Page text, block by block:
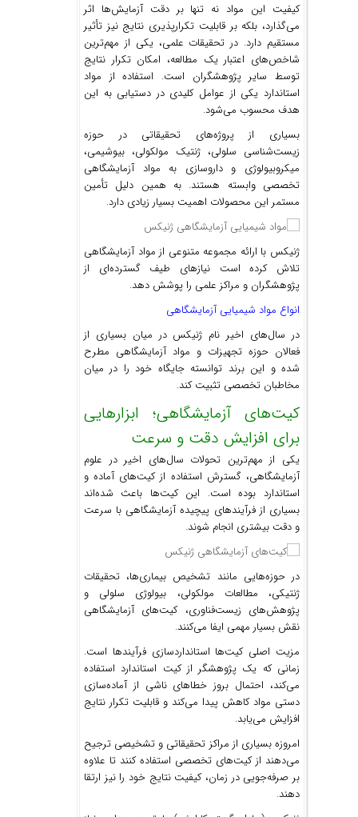
کیفیت این مواد نه تنها بر دقت آزمایش‌ها اثر
می‌گذارد، بلکه بر قابلیت تکرارپذیری نتایج نیز تأثیر
مستقیم دارد. در تحقیقات علمی، یکی از مهم‌ترین
شاخص‌های اعتبار یک مطالعه، امکان تکرار نتایج
توسط سایر پژوهشگران است. استفاده از مواد
استاندارد یکی از عوامل کلیدی در دستیابی به این
هدف محسوب می‌شود.
بسیاری از پروژه‌های تحقیقاتی در حوزه
زیست‌شناسی سلولی، ژنتیک مولکولی، بیوشیمی،
میکروبیولوژی و داروسازی به مواد آزمایشگاهی
تخصصی وابسته هستند. به همین دلیل تأمین
مستمر این محصولات اهمیت بسیار زیادی دارد.
ژنیکس با ارائه مجموعه متنوعی از مواد آزمایشگاهی
تلاش کرده است نیازهای طیف گسترده‌ای از
پژوهشگران و مراکز علمی را پوشش دهد.
انواع مواد شیمیایی آزمایشگاهی
در سال‌های اخیر نام ژنیکس در میان بسیاری از
فعالان حوزه تجهیزات و مواد آزمایشگاهی مطرح
شده و این برند توانسته جایگاه خود را در میان
مخاطبان تخصصی تثبیت کند.
کیت‌های آزمایشگاهی؛ ابزارهایی
برای افزایش دقت و سرعت
یکی از مهم‌ترین تحولات سال‌های اخیر در علوم
آزمایشگاهی، گسترش استفاده از کیت‌های آماده و
استاندارد بوده است. این کیت‌ها باعث شده‌اند
بسیاری از فرآیندهای پیچیده آزمایشگاهی با سرعت
و دقت بیشتری انجام شوند.
در حوزه‌هایی مانند تشخیص بیماری‌ها، تحقیقات
ژنتیکی، مطالعات مولکولی، بیولوژی سلولی و
پژوهش‌های زیست‌فناوری، کیت‌های آزمایشگاهی
نقش بسیار مهمی ایفا می‌کنند.
مزیت اصلی کیت‌ها استانداردسازی فرآیندها است.
زمانی که یک پژوهشگر از کیت استاندارد استفاده
می‌کند، احتمال بروز خطاهای ناشی از آماده‌سازی
دستی مواد کاهش پیدا می‌کند و قابلیت تکرار نتایج
افزایش می‌یابد.
امروزه بسیاری از مراکز تحقیقاتی و تشخیصی ترجیح
می‌دهند از کیت‌های تخصصی استفاده کنند تا علاوه
بر صرفه‌جویی در زمان، کیفیت نتایج خود را نیز ارتقا
دهند.